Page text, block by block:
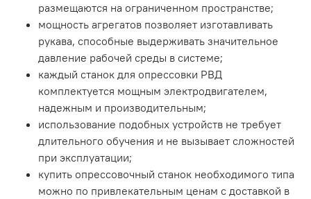
размещаются на ограниченном пространстве;
мощность агрегатов позволяет изготавливать
рукава, способные выдерживать значительное
давление рабочей среды в системе;
каждый станок для опрессовки РВД
комплектуется мощным электродвигателем,
надежным и производительным;
использование подобных устройств не требует
длительного обучения и не вызывает сложностей
при эксплуатации;
купить опрессовочный станок необходимого типа
можно по привлекательным ценам с доставкой в